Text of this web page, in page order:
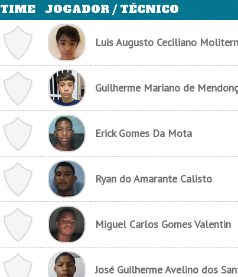
TIME JOGADOR / TÉCNICO
Luis Augusto Ceciliano
Guilherme Mariano de
Erick Gomes Da Mota
Ryan do Amarante Calisto
Miguel Carlos Gomes Valentin
José Guilherme Avelino dos